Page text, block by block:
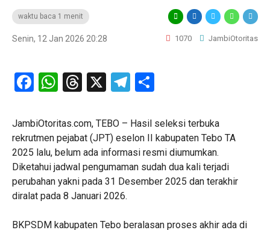
waktu baca 1 menit
Senin, 12 Jan 2026 20:28 1070 JambiOtoritas
Facebook
WhatsApp
Threads
X Telegram
JambiOtoritas.com, TEBO – Hasil seleksi terbuka
rekrutmen pejabat (JPT) eselon II kabupaten Tebo TA
2025 lalu, belum ada informasi resmi diumumkan.
Diketahui jadwal pengumaman sudah dua kali terjadi
perubahan yakni pada 31 Desember 2025 dan terakhir
diralat pada 8 Januari 2026.
BKPSDM kabupaten Tebo beralasan proses akhir ada di